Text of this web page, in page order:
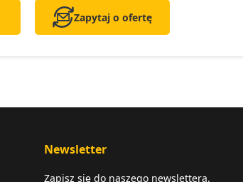
Zapytaj o ofertę
Newsletter
Zapisz się do naszego newslettera.